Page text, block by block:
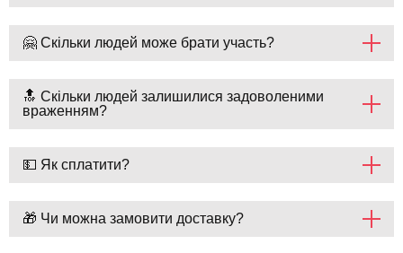
🤗 Скільки людей може брати участь?
🔝 Скільки людей залишилися задоволеними
враженням?
💵 Як сплатити?
🎁 Чи можна замовити доставку?